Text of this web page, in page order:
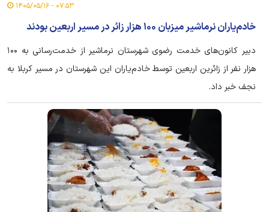
۰۷:۵۳ - ۱۴۰۵/۰۵/۱۶
خادم‌یاران نرماشیر میزبان ۱۰۰ هزار زائر در مسیر اربعین بودند
دبیر کانون‌های خدمت رضوی شهرستان نرماشیر از خدمت‌رسانی به ۱۰۰
هزار نفر از زائرین اربعین توسط خادم‌یاران این شهرستان در مسیر کربلا به
نجف خبر داد.